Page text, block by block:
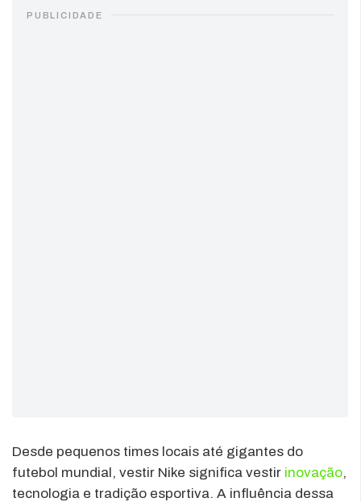
PUBLICIDADE
Desde pequenos times locais até gigantes do
futebol mundial, vestir Nike significa vestir inovação,
tecnologia e tradição esportiva. A influência dessa